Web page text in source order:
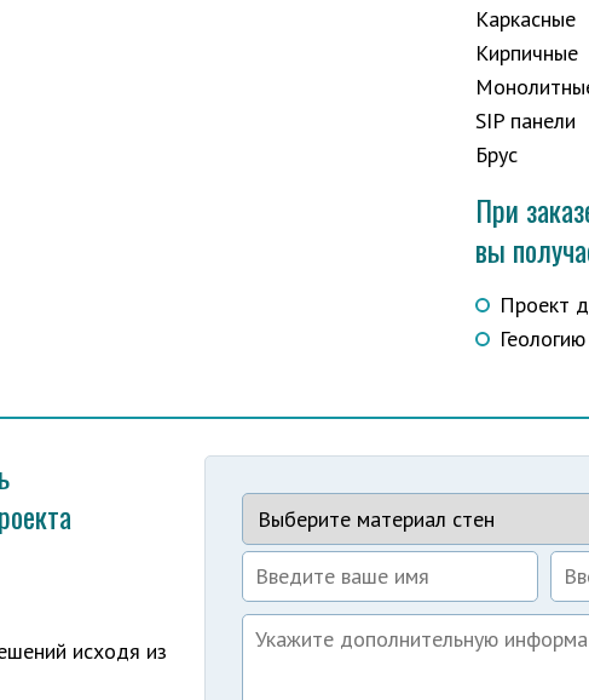
Каркасные
Кирпичные
SIP панели
Брус
При
вы
Проект
исходя из